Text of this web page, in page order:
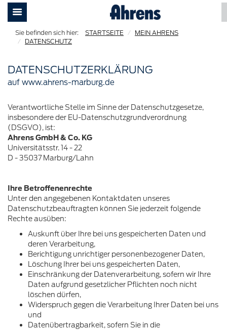
STARTSEITE
MEIN AHRENS
DATENSCHUTZ
DATENSCHUTZERKLÄRUNG
auf www.ahrens-marburg.de
Verantwortliche Stelle im Sinne der Datenschutzgesetze,
insbesondere der EU-Datenschutzgrundverordnung
(DSGVO), ist:
Ahrens GmbH & Co. KG
Universitätsstr. 14 - 22
D - 35037 Marburg/Lahn
Ihre Betroffenenrechte
Unter den angegebenen Kontaktdaten unseres
Datenschutzbeauftragten können Sie jederzeit folgende
Rechte ausüben:
Auskunft über Ihre bei uns gespeicherten Daten und
deren Verarbeitung,
Berichtigung unrichtiger personenbezogener Daten,
Löschung Ihrer bei uns gespeicherten Daten,
Einschränkung der Datenverarbeitung, sofern wir Ihre
Daten aufgrund gesetzlicher Pflichten noch nicht
löschen dürfen,
Widerspruch gegen die Verarbeitung Ihrer Daten bei uns
und
Datenübertragbarkeit, sofern Sie in die